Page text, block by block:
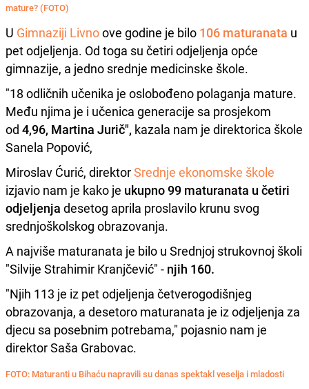
mature? (FOTO)
U Gimnaziji Livnoove godine je bilo 106 maturanata u
pet odjeljenja. Od toga su četiri odjeljenja opće
gimnazije, a jedno srednje medicinske škole.
"18 odličnih učenika je oslobođeno polaganja mature.
Među njima je i učenica generacije sa prosjekom
od 4,96, Martina Jurič", kazala nam je direktorica škole
Sanela Popović,
Miroslav Ćurić, direktorSrednje ekonomske škole
izjavio nam je kako je ukupno 99 maturanata u četiri
odjeljenja desetog aprila proslavilo krunu svog
srednjoškolskog obrazovanja.
A najviše maturanata je bilo u Srednjoj strukovnoj školi
"Silvije Strahimir Kranjčević" - njih 160.
"Njih 113 je iz pet odjeljenja četverogodišnjeg
obrazovanja, a desetoro maturanata je iz odjeljenja za
djecu sa posebnim potrebama," pojasnio nam je
direktor Saša Grabovac.
FOTO: Maturanti u Bihaću napravili su danas spektakl veselja i mladosti